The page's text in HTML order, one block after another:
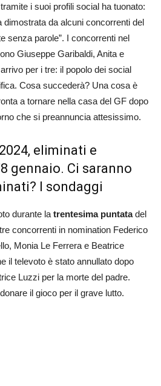
i suoi profili social ha tuonato:
dimostrata da alcuni concorrenti del
senza parole”. I concorrenti nel
Giuseppe Garibaldi, Anita e
per i tre: il popolo dei social
Cosa succederà? Una cosa è
a tornare nella casa del GF dopo
che si preannuncia attesissimo.
eliminati e
gennaio. Ci saranno
I sondaggi
durante la trentesima puntatadel
concorrenti in nomination Federico
Monia Le Ferrera e Beatrice
il televoto è stato annullato dopo
Luzzi per la morte del padre.
il gioco per il grave lutto.